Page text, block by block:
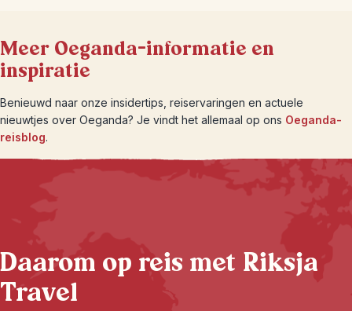
Meer Oeganda-informatie en
inspiratie
Benieuwd naar onze insidertips, reiservaringen en actuele
nieuwtjes over Oeganda? Je vindt het allemaal op ons Oeganda-
reisblog.
Daarom op reis met Riksja
Travel